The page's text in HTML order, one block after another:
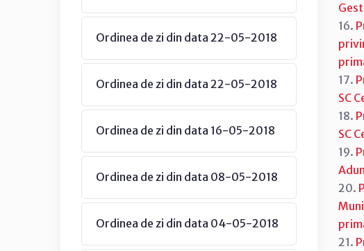
Ordinea de zi din data 22-05-2018
Ordinea de zi din data 22-05-2018
Ordinea de zi din data 16-05-2018
Ordinea de zi din data 08-05-2018
Ordinea de zi din data 04-05-2018
16.
17.
SC
18.
SC
19.
20.
21.